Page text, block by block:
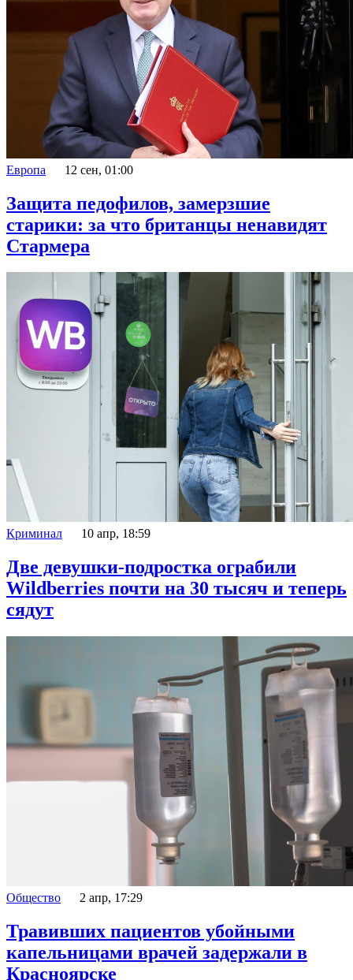
Европа 12 сен, 01:00
Защита педофилов, замерзшие
старики: за что британцы ненавидят
Стармера
Криминал 10 апр, 18:59
Две девушки-подростка ограбили
Wildberries почти на 30 тысяч и теперь
сядут
Общество 2 апр, 17:29
Травивших пациентов убойными
капельницами врачей задержали в
Красноярске